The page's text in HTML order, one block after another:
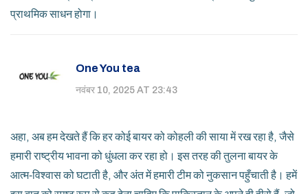
प्राथमिक साधन होगा।
One You tea
नवंबर 10, 2025 AT 23:43
अहा, अब हम देखते हैं कि हर कोई बायर को कोहली की साया में रख रहा है, जैसे
हमारी राष्ट्रीय भावना को धुंधला कर रहा हो। इस तरह की तुलना बायर के
आत्म‑विश्वास को घटाती है, और अंत में हमारी टीम को नुकसान पहुँचाती है। हमें